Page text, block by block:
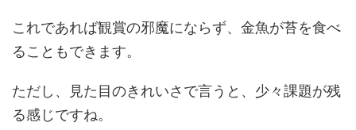
これであれば観賞の邪魔にならず、金魚が苔を食べ
ることもできます。
ただし、見た目のきれいさで言うと、少々課題が残
る感じですね。